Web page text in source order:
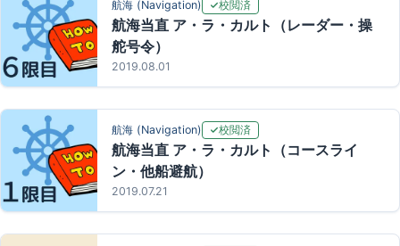
航海 (Navigation) 校閲済
航海当直 ア・ラ・カルト（レーダー・操
舵号令）
2019.08.01
航海 (Navigation) 校閲済
航海当直 ア・ラ・カルト（コースライ
ン・他船避航）
2019.07.21